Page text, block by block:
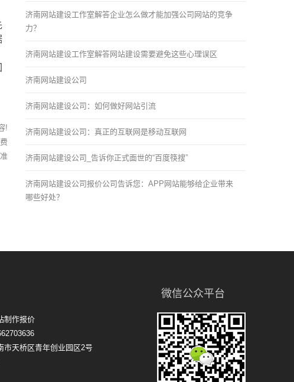
!
济南网站建设工作室解答企业怎么做才能加强公司网站的竞争
力？
济南网站建设工作室解答网站建设需要避免这些心理误区
济南网站建设公司
济南网站建设公司：如何做好网站引流
济南网站建设公司：真正的互联网是移动互联网
济南网站建设公司_告诉你正式面世的“百度筷搜”
济南网站建设公司报价公司告诉您：APP网站能够给企业带来
哪些好处？
制作报价
市天桥区青年创业园区2号
微信公众平台